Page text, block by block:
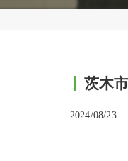
茨木
2024/08/23